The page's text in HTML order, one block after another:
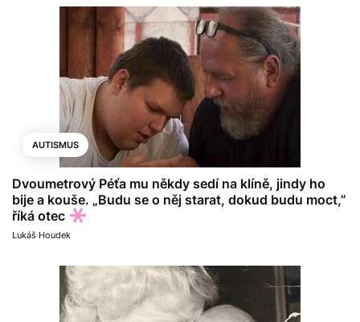
AUTISMUS
Dvoumetrový Péťa mu někdy sedí na klíně, jindy ho
bije a kouše. „Budu se o něj starat, dokud budu moct,”
říká otec
Lukáš Houdek